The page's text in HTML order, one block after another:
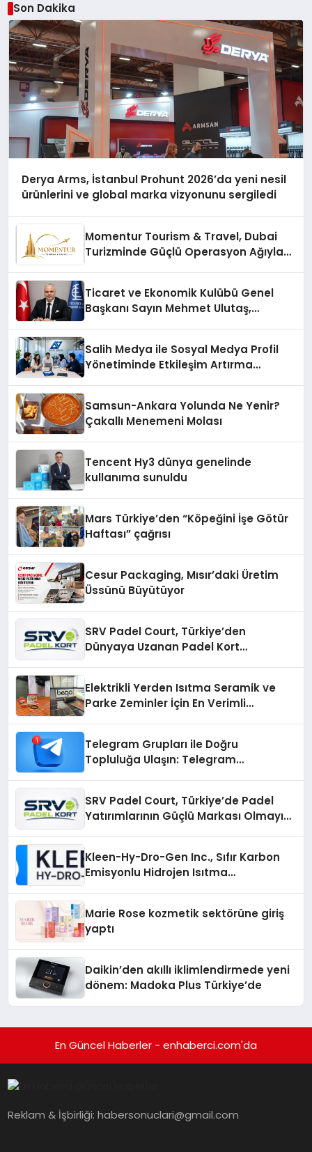
Son Dakika
Derya Arms, İstanbul Prohunt 2026’da yeni nesil
ürünlerini ve global marka vizyonunu sergiledi
Momentur Tourism & Travel, Dubai
Turizminde Güçlü Operasyon Ağıyla
Ticaret ve Ekonomik Kulübü Genel
Başkanı Sayın Mehmet Ulutaş,
Salih Medya ile Sosyal Medya Profil
Yönetiminde Etkileşim Artırma
Samsun-Ankara Yolunda Ne Yenir?
Çakallı Menemeni Molası
Tencent Hy3 dünya genelinde
kullanıma sunuldu
Mars Türkiye’den “Köpeğini İşe Götür
Haftası” çağrısı
Cesur Packaging, Mısır’daki Üretim
Üssünü Büyütüyor
SRV Padel Court, Türkiye’den
Dünyaya Uzanan Padel Kort
Elektrikli Yerden Isıtma Seramik ve
Parke Zeminler İçin En Verimli
Telegram Grupları ile Doğru
Topluluğa Ulaşın: Telegram
SRV Padel Court, Türkiye’de Padel
Yatırımlarının Güçlü Markası Olmayı
Kleen-Hy-Dro-Gen Inc., Sıfır Karbon
Emisyonlu Hidrojen Isıtma
Marie Rose kozmetik sektörüne giriş
yaptı
Daikin’den akıllı iklimlendirmede yeni
dönem: Madoka Plus Türkiye’de
En Güncel Haberler - enhaberci.com'da
Reklam & İşbirliği:habersonuclari@gmail.com